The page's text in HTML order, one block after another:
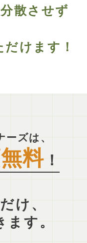
分散させず
けます！
ズは、
料 ！
だけ、
す。